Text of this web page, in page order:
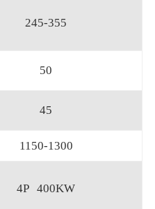
245-355
50
45
1150-1300
4P 400KW